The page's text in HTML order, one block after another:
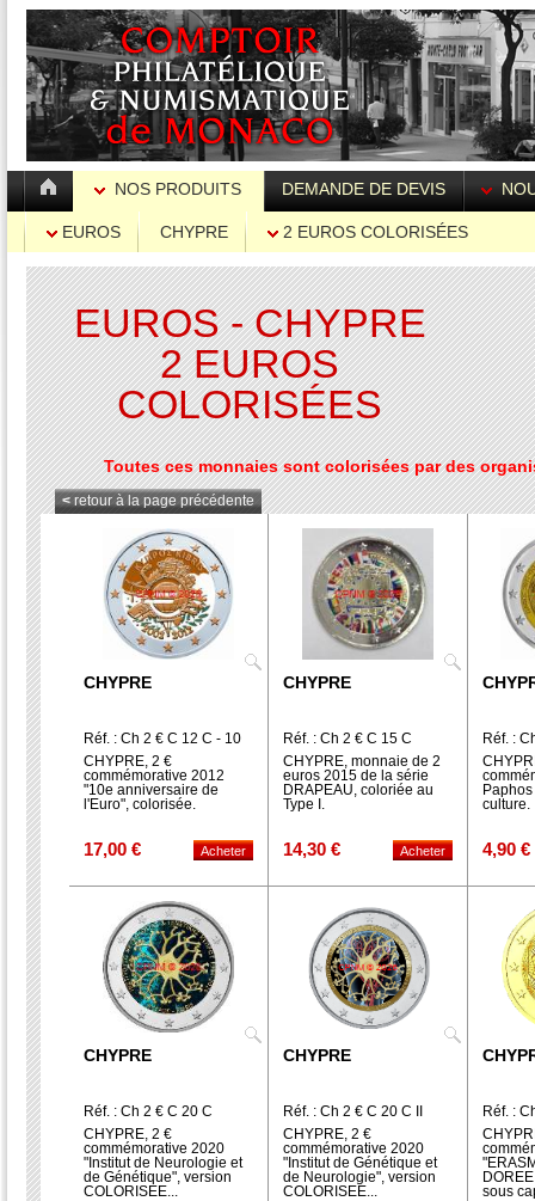
NOS PRODUITS DEMANDE DE DEVIS
EUROS CHYPRE 2 EUROS COLORISÉES
EUROS - CHYPRE
2 EUROS
COLORISÉES
Toutes ces monnaies sont colorisées par des
< retour à la page précédente
CHYPRE
Réf. : Ch 2 € C 12 C - 10
ans -
CHYPRE, 2 €
commémorative 2012
"10e anniversaire de
l'Euro", colorisée.
17,00 €
CHYPRE
Réf. : Ch 2 € C 15 C
CHYPRE, monnaie de 2
euros 2015 de la série
DRAPEAU, coloriée au
Type I.
14,30 €
Réf. :
culture.
4,90 €
CHYPRE
Réf. : Ch 2 € C 20 C
CHYPRE, 2 €
commémorative 2020
"Institut de Neurologie et
de Génétique", version
COLORISEE...
CHYPRE
Réf. : Ch 2 € C 20 C II
CHYPRE, 2 €
commémorative 2020
"Institut de Génétique et
de Neurologie", version
COLORISEE...
Réf. :
GOLD
sous